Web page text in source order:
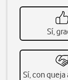
Sí,
Sí, con queja